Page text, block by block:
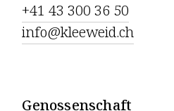
+41 43 300 36 50
info@kleeweid.ch
Genossenschaft